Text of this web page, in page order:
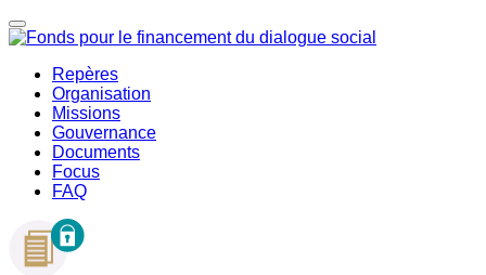
Repères
Organisation
Missions
Gouvernance
Documents
Focus
FAQ